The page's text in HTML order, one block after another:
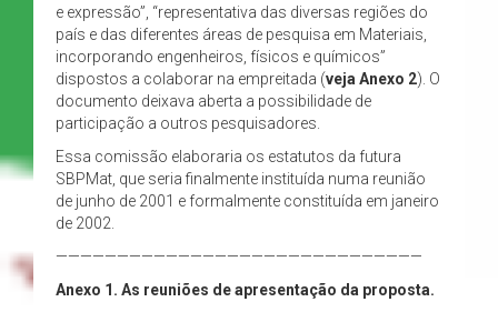
e expressão”, “representativa das diversas regiões do
país e das diferentes áreas de pesquisa em Materiais,
incorporando engenheiros, físicos e químicos”
dispostos a colaborar na empreitada (veja Anexo 2). O
documento deixava aberta a possibilidade de
participação a outros pesquisadores.
Essa comissão elaboraria os estatutos da futura
SBPMat, que seria finalmente instituída numa reunião
de junho de 2001 e formalmente constituída em janeiro
de 2002.
——————————————————————————————
Anexo 1. As reuniões de apresentação da proposta.